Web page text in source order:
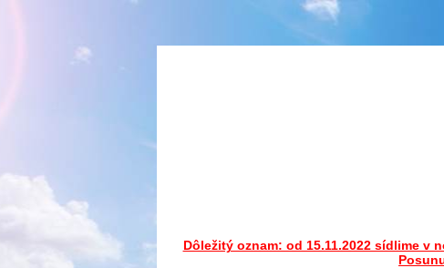
Dôležitý oznam: od 15.11.2022 sídlime v